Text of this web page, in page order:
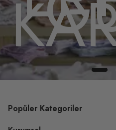
Popüler Kategoriler